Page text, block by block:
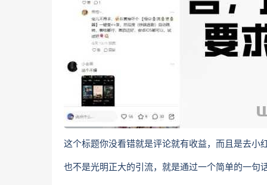
这个标题你没看错就是评论就有收益，而且是去小
也不是光明正大的引流，就是通过一个简单的一句话